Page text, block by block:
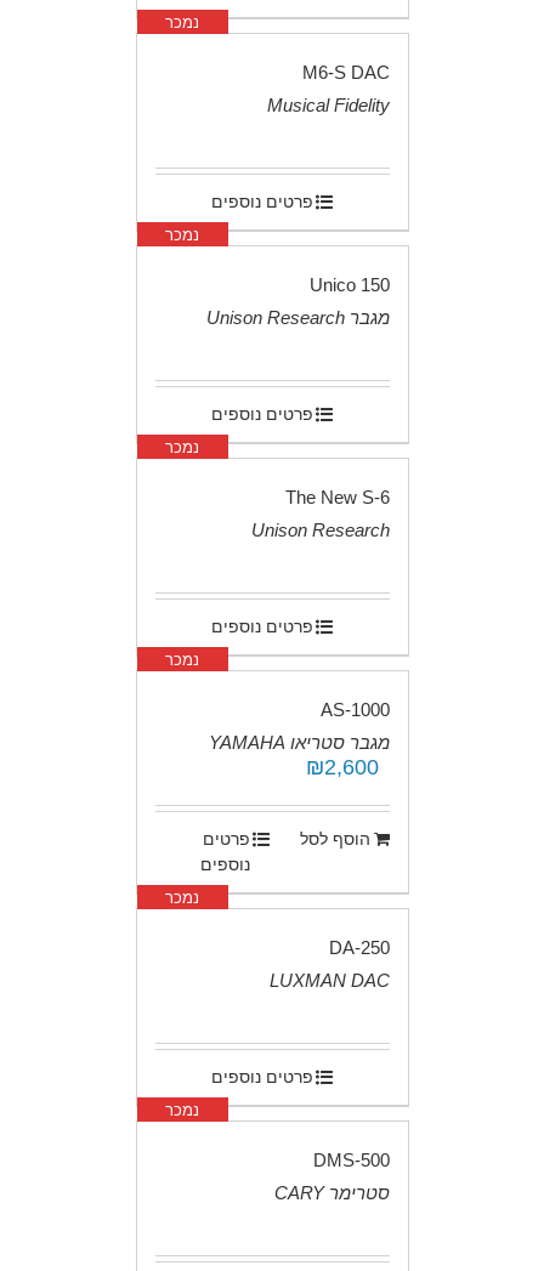
נמכר
M6-S DAC
Musical Fidelity
פרטים נוספים
נמכר
Unico 150
מגבר Unison Research
פרטים נוספים
נמכר
The New S-6
Unison Research
פרטים נוספים
נמכר
AS-1000
מגבר סטריאו YAMAHA
₪2,600
הוסף לסל
פרטים
נוספים
נמכר
DA-250
LUXMAN DAC
פרטים נוספים
נמכר
DMS-500
סטרימר CARY